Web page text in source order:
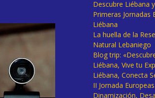
Descubre Liébana
Primeras Jornadas
Liébana
La huella de la
Natural Lebaniego
Blog trip:
Liébana, Vive tu
Liébana, Conecta
II Jornada
Dinamización,